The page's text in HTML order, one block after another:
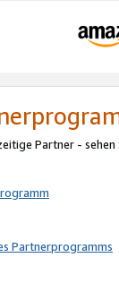
Partner - sehen
Partnerprogramms